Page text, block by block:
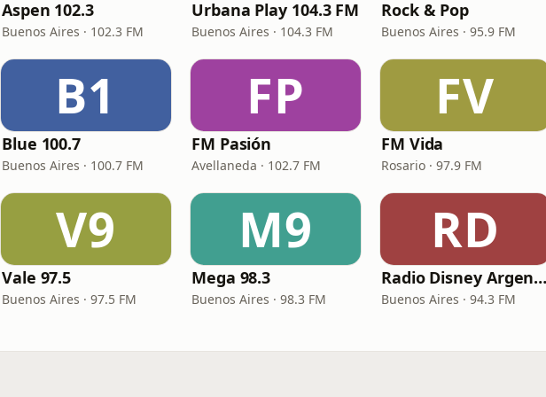
Aspen 102.3
Buenos Aires · 102.3 FM
Urbana Play 104.3 FM
Buenos Aires · 104.3 FM
Rock & Pop
Buenos Aires · 95.9 FM
B1
Blue 100.7
Buenos Aires · 100.7 FM
FP
FM Pasión
Avellaneda · 102.7 FM
FV
FM Vida
Rosario · 97.9 FM
V9
Vale 97.5
Buenos Aires · 97.5 FM
M9
Mega 98.3
Buenos Aires · 98.3 FM
RD
Radio Disney
Buenos Aires · 94.3 FM